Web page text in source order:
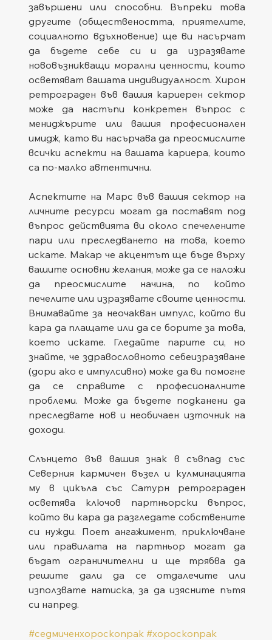
завършени или способни. Въпреки това
другите (обществеността, приятелите,
социалното вдъхновение) ще ви насърчат
да бъдете себе си и да изразявате
нововъзникващи морални ценности, които
осветяват вашата индивидуалност. Хирон
ретрограден във вашия кариерен сектор
може да настъпи конкретен въпрос с
мениджърите или вашия професионален
имидж, като ви насърчава да преосмислите
всички аспекти на вашата кариера, които
са по-малко автентични.
Аспектите на Марс във вашия сектор на
личните ресурси могат да поставят под
въпрос действията ви около спечелените
пари или преследването на това, което
искате. Макар че акцентът ще бъде върху
вашите основни желания, може да се наложи
да преосмислите начина, по който
печелите или изразявате своите ценности.
Внимавайте за неочакван импулс, който ви
кара да плащате или да се борите за това,
което искате. Гледайте парите си, но
знайте, че здравословното себеизразяване
(дори ако е импулсивно) може да ви помогне
да се справите с професионалните
проблеми. Може да бъдете подканени да
преследвате нов и необичаен източник на
доходи.
Слънцето във вашия знак в съвпад със
Северния кармичен възел и кулминацията
му в цикъла със Сатурн ретрограден
осветява ключов партньорски въпрос,
който ви кара да разгледате собствените
си нужди. Поет ангажимент, приключване
или правилата на партньор могат да
бъдат ограничителни и ще трябва да
решите дали да се отдалечите или
използвате натиска, за да изясните пътя
си напред.
#седмиченхороскопрак #хороскопрак